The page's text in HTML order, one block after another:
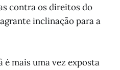
contra os direitos do
inclinação para a
é mais uma vez exposta